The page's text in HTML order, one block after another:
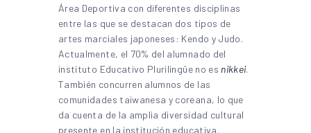
Área Deportiva con diferentes disciplinas
entre las que se destacan dos tipos de
artes marciales japoneses: Kendo y Judo.
Actualmente, el 70% del alumnado del
instituto Educativo Plurilingüe no es nikkei.
También concurren alumnos de las
comunidades taiwanesa y coreana, lo que
da cuenta de la amplia diversidad cultural
presente en la institución educativa.